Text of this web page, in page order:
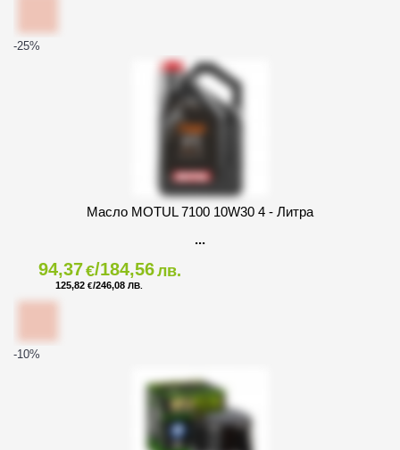
-25%
Масло MOTUL 7100 10W30 4 - Литра
94,37€/184,56лв.
125,82 €/246,08 ЛВ.
-10%